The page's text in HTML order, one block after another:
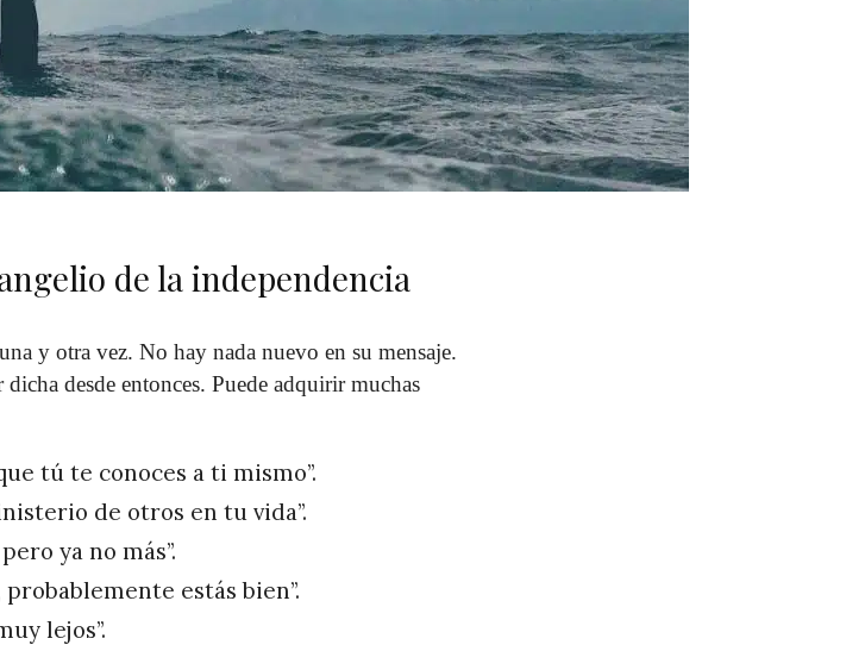
de la independencia
y otra vez. No hay nada nuevo en su mensaje.
desde entonces. Puede adquirir muchas
tú te conoces a ti mismo”.
de otros en tu vida”.
ya no más”.
estás bien”.
lejos”.